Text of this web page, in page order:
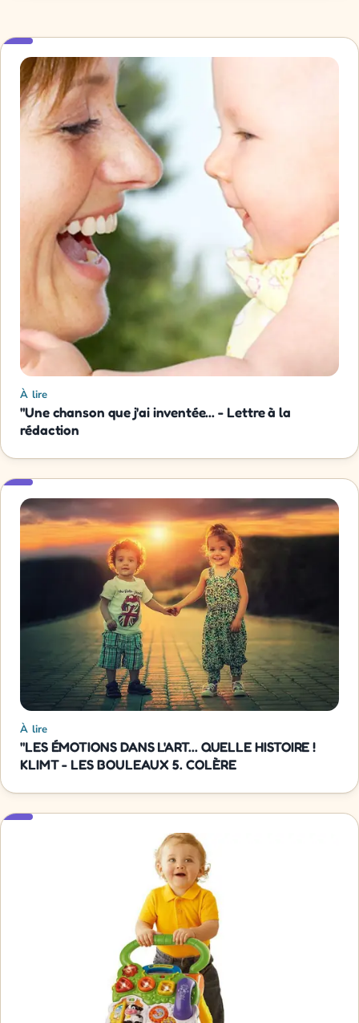
À lire
"Une chanson que j'ai inventée... - Lettre à la
rédaction
À lire
"LES ÉMOTIONS DANS L'ART... QUELLE HISTOIRE !
KLIMT - LES BOULEAUX 5. COLÈRE